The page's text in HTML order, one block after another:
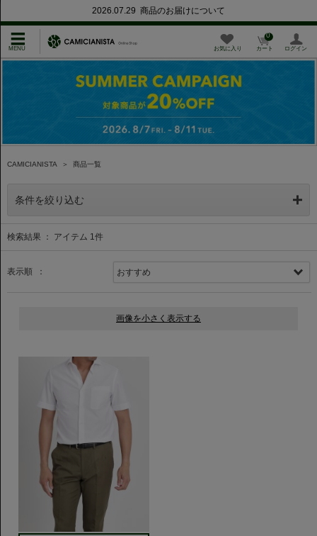
2026.07.29 商品のお届けについて
お気に入り カート
0
ログイン
CAMICIANISTA ＞ 商品一覧
条件を絞り込む
検索結果 ： アイテム 1 件
表示順 ：